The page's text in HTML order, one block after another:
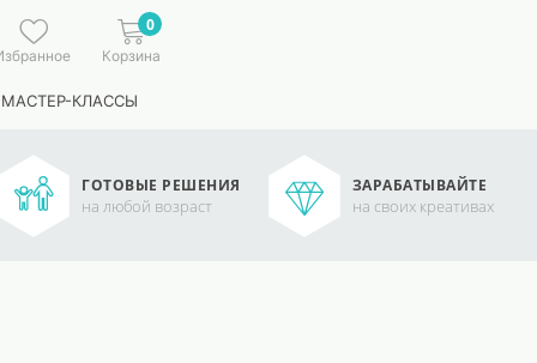
0
Корзина
КЛАССЫ
ГОТОВЫЕ РЕШЕНИЯ
на любой возраст
ЗАРАБАТЫВАЙТЕ
на своих креативах